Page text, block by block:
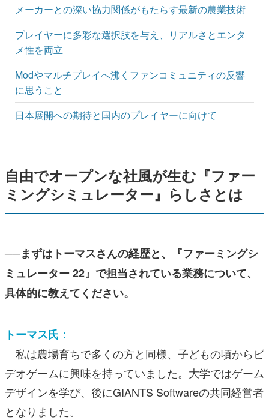
メーカーとの深い協力関係がもたらす最新の農業技術
プレイヤーに多彩な選択肢を与え、リアルさとエンタ
メ性を両立
Modやマルチプレイへ沸くファンコミュニティの反響
に思うこと
日本展開への期待と国内のプレイヤーに向けて
自由でオープンな社風が生む『ファー
ミングシミュレーター』らしさとは
──まずはトーマスさんの経歴と、『ファーミングシ
ミュレーター 22』で担当されている業務について、
具体的に教えてください。
トーマス氏：
私は農場育ちで多くの方と同様、子どもの頃からビ
デオゲームに興味を持っていました。大学ではゲーム
デザインを学び、後にGIANTS Softwareの共同経営者
となりました。